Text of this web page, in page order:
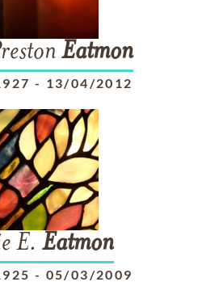
Eatmon
- 13/04/2012
E. Eatmon
- 05/03/2009